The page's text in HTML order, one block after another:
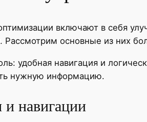
включают в себя
Рассмотрим основные из них
удобная навигация и
нужную информацию.
навигации